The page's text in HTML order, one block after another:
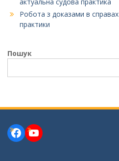
Робота з доказами в
практики
Пошук
Facebook
YouTube